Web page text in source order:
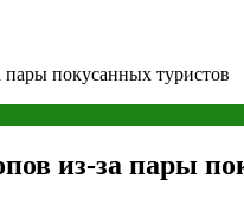
покусанных туристов
из-за пары